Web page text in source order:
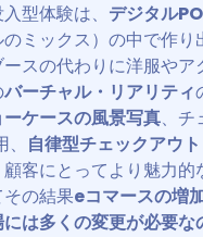
型体験は、 デジタル
ミックス）の中で作り
スの代わりに洋服やア
バーチャル・リアリティ
ケースの風景写真、チ
自律型チェックアウ
客にとってより魅力的
の結果eコマースの増
は多くの変更が必要な